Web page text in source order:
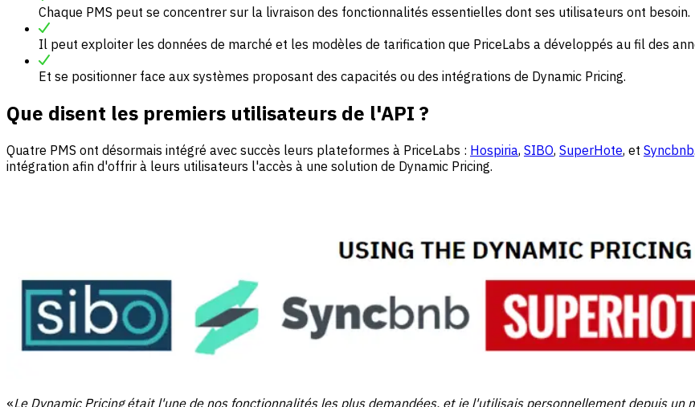
Chaque PMS peut se concentrer sur la livraison des fonctionnalités essentielles dont ses utilisateurs ont besoin.
Il peut exploiter les données de marché et les modèles de tarification que PriceLabs a développés au fil des
Et se positionner face aux systèmes proposant des capacités ou des intégrations de Dynamic Pricing.
Que disent les premiers utilisateurs de l'API ?
Quatre PMS ont désormais intégré avec succès leurs plateformes à PriceLabs : Hospiria, SIBO, SuperHote, et Syncbnb
intégration afin d'offrir à leurs utilisateurs l'accès à une solution de Dynamic Pricing.
«Le Dynamic Pricing était l'une de nos fonctionnalités les plus demandées, et je l'utilisais personnellement depuis un